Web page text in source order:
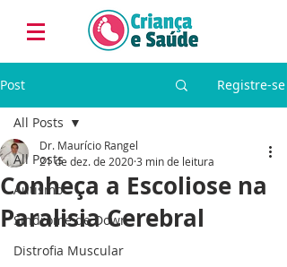
Post Registre-se
All Posts
Autismo
Síndrome de Down
Distrofia Muscular
All Posts
Conheça a Escoliose na
Paralisia Cerebral
Dr. Maurício Rangel
21 de dez. de 20203 min de leitura